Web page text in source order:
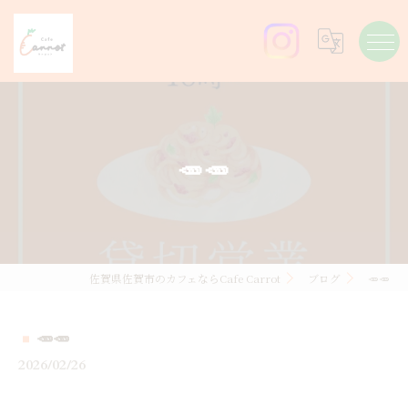
🥕🥕
佐賀県佐賀市のカフェならCafe Carrot ブログ 🥕🥕
🥕🥕
2026/02/26